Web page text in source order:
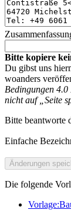
Bitte kopiere
Du gibst uns
woanders
Bedingungen
nicht auf „Seite
Bitte beantworte
Einfache
Die folgende